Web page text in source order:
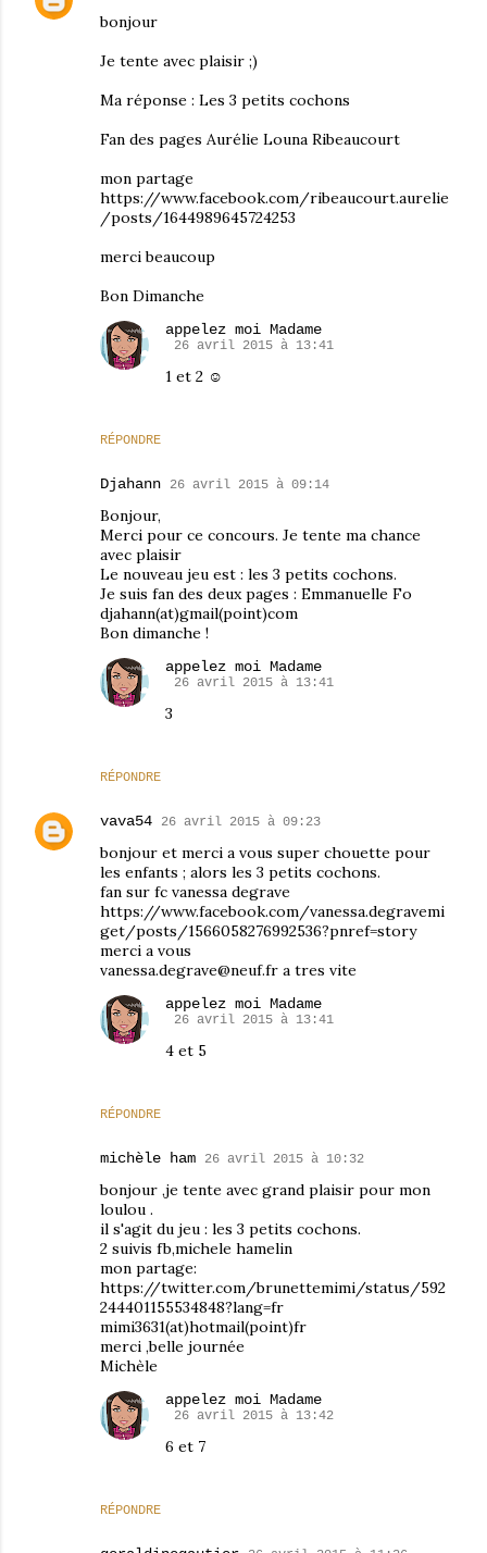
bonjour
Je tente avec plaisir ;)
Ma réponse : Les 3 petits cochons
Fan des pages Aurélie Louna Ribeaucourt
mon partage
https://www.facebook.com/ribeaucourt.aurelie
/posts/1644989645724253
merci beaucoup
Bon Dimanche
RÉPONDRE
appelez moi Madame
26 avril 2015 à 13:41
1 et 2 ☺
Djahann 26 avril 2015 à 09:14
Bonjour,
Merci pour ce concours. Je tente ma chance
avec plaisir
Le nouveau jeu est : les 3 petits cochons.
Je suis fan des deux pages : Emmanuelle Fo
djahann(at)gmail(point)com
Bon dimanche !
RÉPONDRE
appelez moi Madame
26 avril 2015 à 13:41
3
vava54 26 avril 2015 à 09:23
bonjour et merci a vous super chouette pour
les enfants ; alors les 3 petits cochons.
fan sur fc vanessa degrave
https://www.facebook.com/vanessa.degravemi
get/posts/1566058276992536?pnref=story
merci a vous
vanessa.degrave@neuf.fr a tres vite
RÉPONDRE
appelez moi Madame
26 avril 2015 à 13:41
4 et 5
michèle ham 26 avril 2015 à 10:32
bonjour ,je tente avec grand plaisir pour mon
loulou .
il s'agit du jeu : les 3 petits cochons.
2 suivis fb,michele hamelin
mon partage:
https://twitter.com/brunettemimi/status/592
244401155534848?lang=fr
mimi3631(at)hotmail(point)fr
merci ,belle journée
Michèle
RÉPONDRE
appelez moi Madame
26 avril 2015 à 13:42
6 et 7